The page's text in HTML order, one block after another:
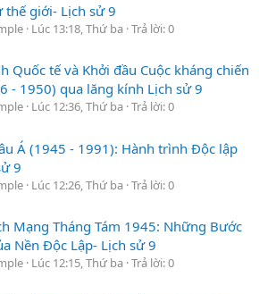
thế giới- Lịch sử 9
Lúc 13:18, Thứ ba Trả lời: 0
Quốc tế và Khởi đầu Cuộc kháng chiến
- 1950) qua lăng kính Lịch sử 9
Lúc 12:36, Thứ ba Trả lời: 0
Á (1945 - 1991): Hành trình Độc lập
9
Lúc 12:26, Thứ ba Trả lời: 0
Mạng Tháng Tám 1945: Những Bước
Nền Độc Lập- Lịch sử 9
Lúc 12:15, Thứ ba Trả lời: 0